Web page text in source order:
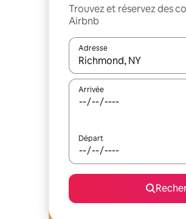
Trouvez et réservez des
Airbnb
Adresse
Lorsque les résultats
Arrivée
Départ